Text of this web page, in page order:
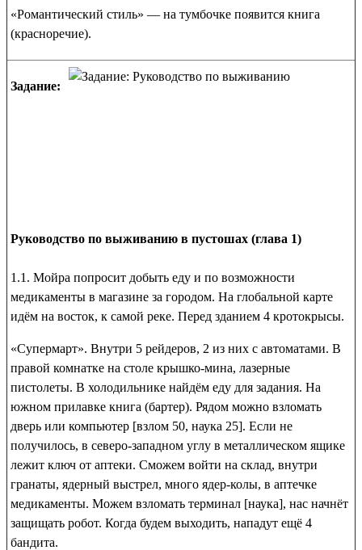
«Романтический стиль» — на тумбочке появится книга
(красноречие).
Задание:
Руководство по выживанию в пустошах (глава 1)
1.1. Мойра попросит добыть еду и по возможности
медикаменты в магазине за городом. На глобальной карте
идём на восток, к самой реке. Перед зданием 4 кротокрысы.
«Супермарт». Внутри 5 рейдеров, 2 из них с автоматами. В
правой комнатке на столе крышко-мина, лазерные
пистолеты. В холодильнике найдём еду для задания. На
южном прилавке книга (бартер). Рядом можно взломать
дверь или компьютер [взлом 50, наука 25]. Если не
получилось, в северо-западном углу в металлическом ящике
лежит ключ от аптеки. Сможем войти на склад, внутри
гранаты, ядерный выстрел, много ядер-колы, в аптечке
медикаменты. Можем взломать терминал [наука], нас начнёт
защищать робот. Когда будем выходить, нападут ещё 4
бандита.